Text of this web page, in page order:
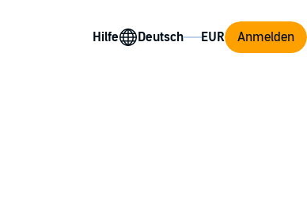
Hilfe Anmelden